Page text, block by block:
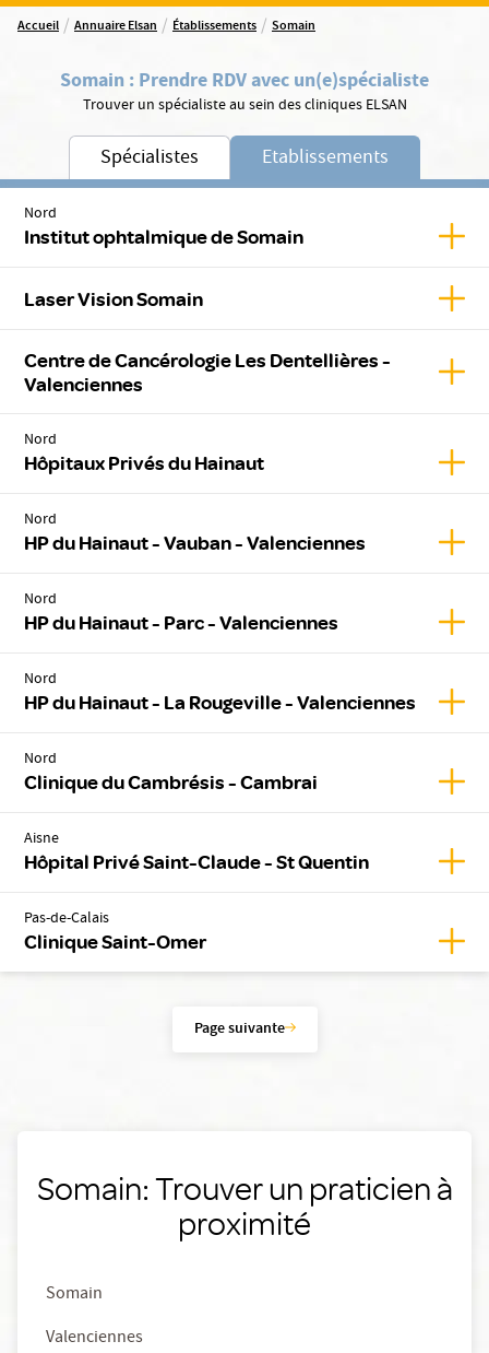
Accueil / Annuaire Elsan / Établissements / Somain
Somain : Prendre RDV avec un(e)spécialiste
Trouver un spécialiste au sein des cliniques ELSAN
Spécialistes Etablissements
Nord
Institut ophtalmique de Somain
Laser Vision Somain
Centre de Cancérologie Les Dentellières -
Valenciennes
Nord
Hôpitaux Privés du Hainaut
Nord
HP du Hainaut - Vauban - Valenciennes
Nord
HP du Hainaut - Parc - Valenciennes
Nord
HP du Hainaut - La Rougeville - Valenciennes
Nord
Clinique du Cambrésis - Cambrai
Aisne
Hôpital Privé Saint-Claude - St Quentin
Pas-de-Calais
Clinique Saint-Omer
Page suivante
Somain: Trouver un praticien à
proximité
Somain
Valenciennes